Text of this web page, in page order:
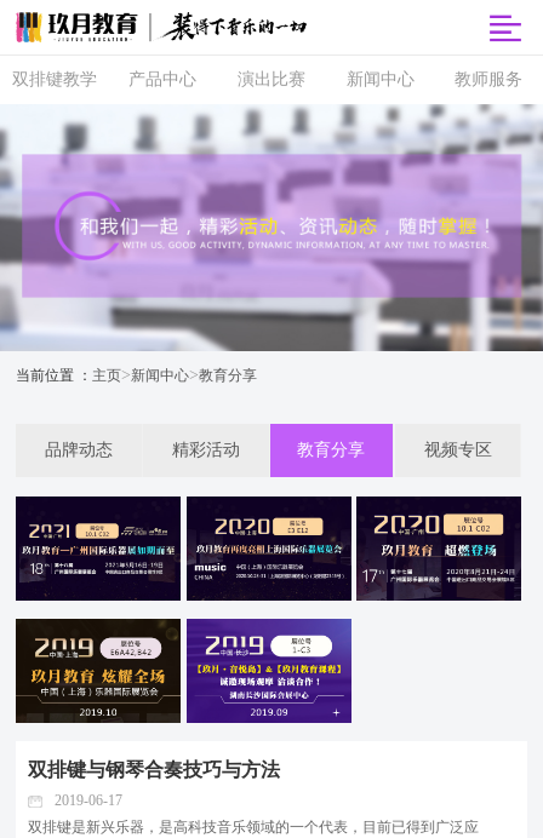
双排键教学
双排键
课程体系
直营校区
音协考级
双排键升级
产品中心
玖月商城
玖月智能音
玖月琴房
玖月琴房云
玖月·音悦岛
演出比赛
音乐会
央视演出
玖乐团
新闻中心
品牌动态
精彩活动
教育分享
视频专区
教师服务
师资培训
玖月教师俱
师资查询
全国师资招
当前位置 ： 主页>新闻中心>教育分享
品牌动态 精彩活动 教育分享 视频专区
双排键与钢琴合奏技巧与方法
2019-06-17
双排键是新兴乐器，是高科技音乐领域的一个代表，目前已得到广泛应